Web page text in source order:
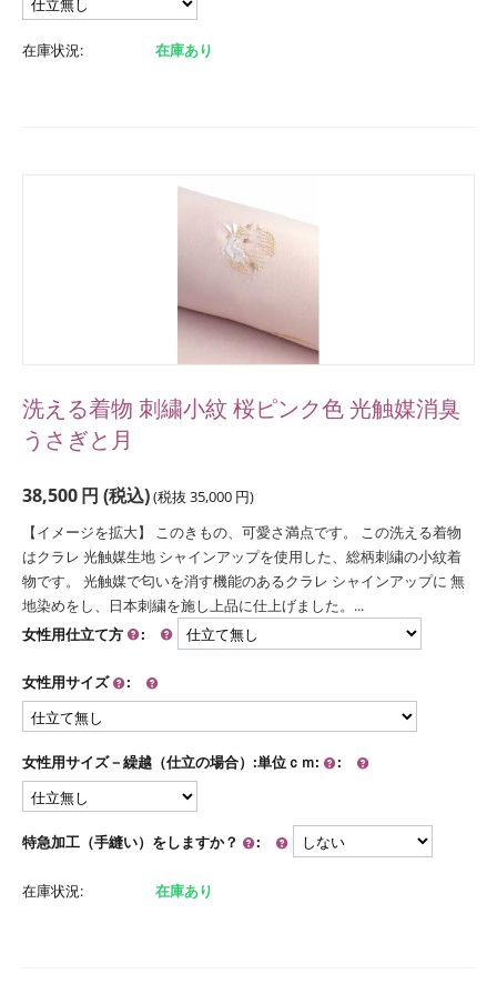
在庫状況: 在庫あり
洗える着物 刺繍小紋 桜ピンク色 光触媒消臭
うさぎと月
38,500円 (税込)(税抜 35,000 円)
【イメージを拡大】 このきもの、可愛さ満点です。 この洗える着物
はクラレ 光触媒生地 シャインアップを使用した、総柄刺繍の小紋着
物です。 光触媒で匂いを消す機能のあるクラレ シャインアップに 無
地染めをし、日本刺繍を施し上品に仕上げました。...
女性用仕立て方
:
女性用サイズ :
女性用サイズ－繰越（仕立の場合）:単位ｃｍ: :
特急加工（手縫い）をしますか？ :
在庫状況: 在庫あり